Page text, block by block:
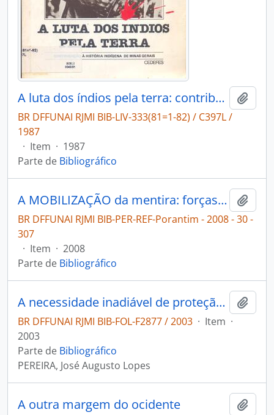
A luta dos índios pela terra: contribuição à história indígena de Minas Gerais.
BR DFFUNAI RJMI BIB-LIV-333(81=1-82) / C397L /
1987
· Item · 1987
Parte de Bibliográfico
A MOBILIZAÇÃO da mentira: forças antiindigenas se articulam para impedir a implementação dos GTs [Porantim]
BR DFFUNAI RJMI BIB-PER-REF-Porantim - 2008 - 30 -
307
· Item · 2008
Parte de Bibliográfico
A necessidade inadiável de proteção do entorno das terras indígenas: uma aproximação aos elementos a serem considerados no ordenamento do uso e da ocupação do solo em Terras Indígenas.
BR DFFUNAI RJMI BIB-FOL-F2877 / 2003 · Item ·
2003
Parte de Bibliográfico
PEREIRA, José Augusto Lopes
A outra margem do ocidente